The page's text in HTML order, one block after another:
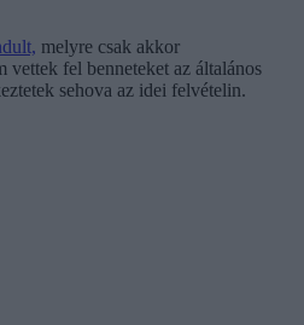
melyre csak akkor
vettek fel benneteket az általános
sehova az idei felvételin.